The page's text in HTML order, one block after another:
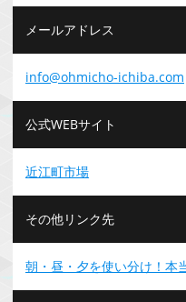
メールアドレス
info@ohmicho-ichiba.com
公式WEBサイト
近江町市場
その他リンク先
朝・昼・夕を使い分け！本